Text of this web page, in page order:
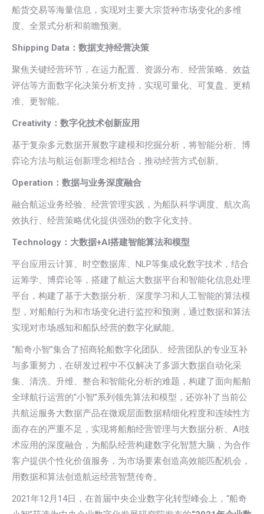
船货交易等海量信息，实现对主要大宗货种市场变化的多维
度、全景式分析和前瞻预测。
Shipping Data：数据支持经营决策
聚焦关键经营环节，在运力配置、资源分布、经营策略、效益
评估等方面数字化决策分析支持，实现可量化、可复盘、更精
准、更智能。
Creativity：数字化技术创新应用
基于复杂多元数据开展数字建模和挖掘分析，将智能分析、博
弈论方法与航运创新理念相结合，推动经营方式创新。
Operation：数据与业务深度融合
融合航运业务经验、经营管理实践，为船队科学调度、航次高
效执行、经营策略优化提供强劲的数字化支持。
Technology：大数据+AI搭建智能算法和模型
平台应用云计算、时空数据库、NLP等集成化数字技术，结合
运筹学、博弈论等，搭建了航运大数据平台和智能化信息处理
平台，构建了基于大数据分析、深度学习和人工智能的算法模
型，对船舶行为和市场变化进行监控和预测，通过数据和算法
实现对市场感知和船队经营的数字化赋能。
“船奇小智”集合了招商轮船数字化团队、经营团队的专业互补
与多重努力，在研发过程中不仅解决了多源大数据自动化采
集、清洗、升维、整合和智能化分析的难题，构建了面向船舶
全球航行运营的“小智”系列领先算法和模型，还弥补了当前公
共航运服务大数据产品在微观层面数据精细化程度和连续性方
面存在的严重不足，实现将船舶经营管理与大数据分析、AI技
术应用的深度融合，为船队经营构建数字化智慧大脑，为合作
客户提供个性化价值服务，为市场要素创造高效能匹配机会，
用数据和算法创造航运经营智慧传奇。
2021年12月14日，在首届中央企业数字化转型峰会上，“船奇